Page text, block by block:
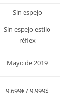
Sin espejo
Sin espejo estilo
réflex
Mayo de 2019
9.699€ / 9.999$